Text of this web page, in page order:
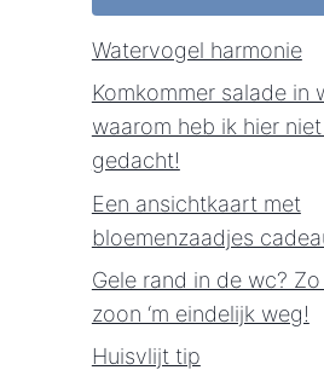
Watervogel harmonie
Komkommer salade in
waarom heb ik hier
gedacht!
Een ansichtkaart met
bloemenzaadjes
Gele rand in de wc?
zoon ‘m eindelijk weg!
Huisvlijt tip